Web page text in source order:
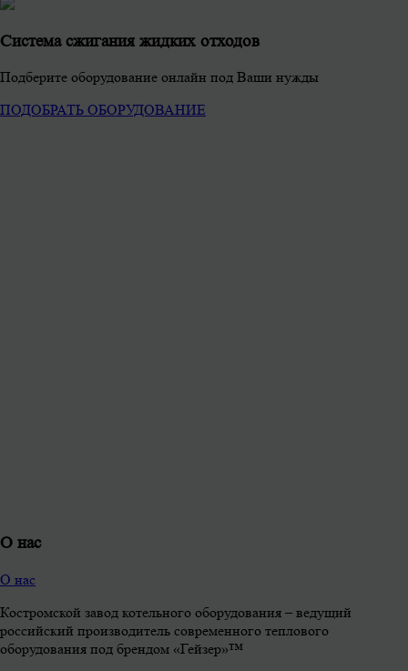
Система сжигания жидких отходов
Подберите оборудование онлайн под Ваши нужды
ПОДОБРАТЬ ОБОРУДОВАНИЕ
О нас
О нас
Костромской завод котельного оборудования – ведущий
российский производитель современного теплового
оборудования под брендом «Гейзер»™